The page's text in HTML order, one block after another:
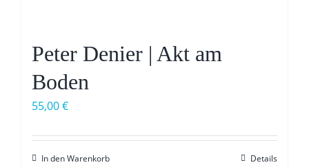
Peter Denier | Akt am
Boden
55,00€
In den Warenkorb Details